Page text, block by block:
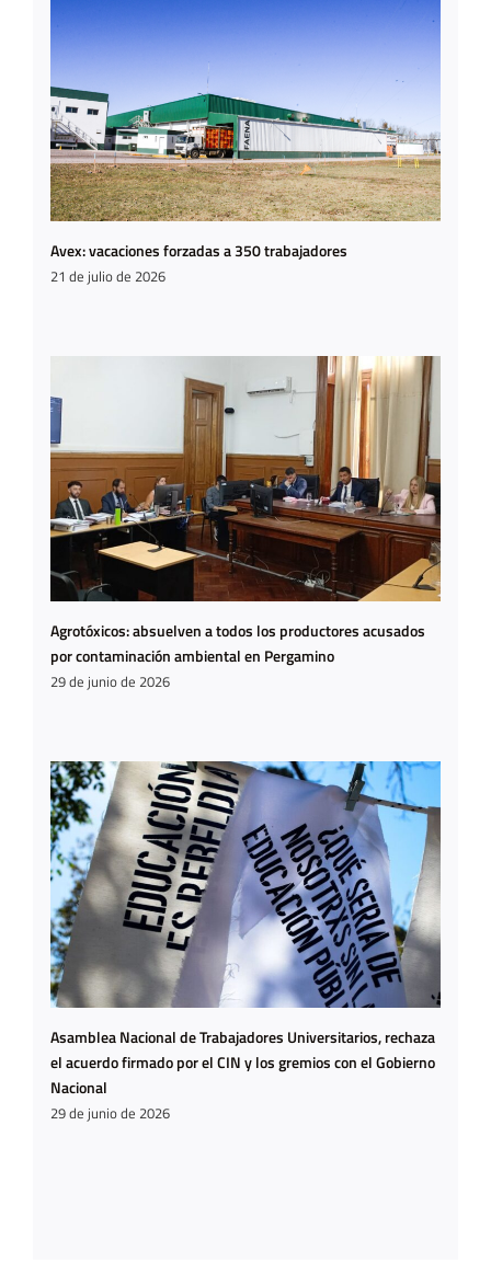
Avex: vacaciones forzadas a 350 trabajadores
21 de julio de 2026
Agrotóxicos: absuelven a todos los productores acusados
por contaminación ambiental en Pergamino
29 de junio de 2026
Asamblea Nacional de Trabajadores Universitarios, rechaza
el acuerdo firmado por el CIN y los gremios con el Gobierno
Nacional
29 de junio de 2026